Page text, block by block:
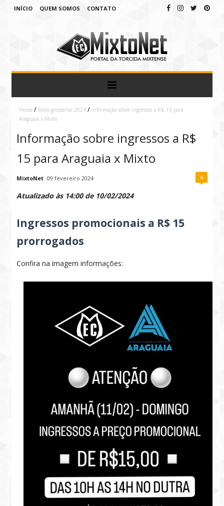
INÍCIO QUEM SOMOS CONTATO
Home / Mato-grossense 2024 / Informação sobre ingressos a R$ 15 para
Araguaia x Mixto
Informação sobre ingressos a R$
15 para Araguaia x Mixto
MixtoNet 09 fevereiro 2024 4
Atualizado às 14:00 de 10/02/2024
Ingressos promocionais a R$ 15
prorrogados
Confira na imagem informações: